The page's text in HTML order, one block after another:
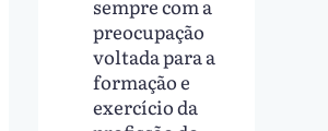
sempre com a
preocupação
voltada para a
formação e
exercício da